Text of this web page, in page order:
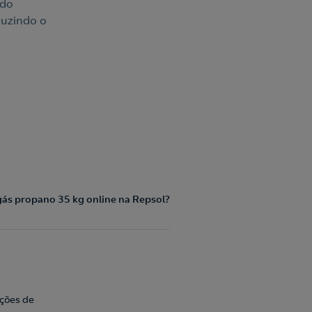
o
propano 35 kg online na Repsol?
de